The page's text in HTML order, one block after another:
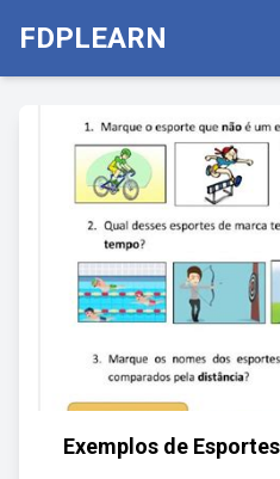
FDPLEARN
Exemplos de